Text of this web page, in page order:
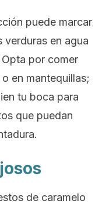
puede marcar
verduras en agua
por comer
en mantequillas;
tu boca para
que puedan
de caramelo